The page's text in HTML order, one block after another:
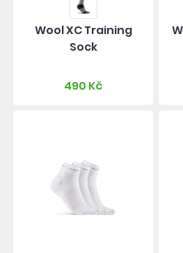
Wool XC Training
Sock
490 Kč